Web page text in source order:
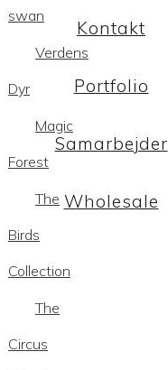
swan
Verdens
Dyr
Magic
Forest
The
Birds
Collection
The
Circus
Kontakt
Portfolio
Samarbejder
Wholesale